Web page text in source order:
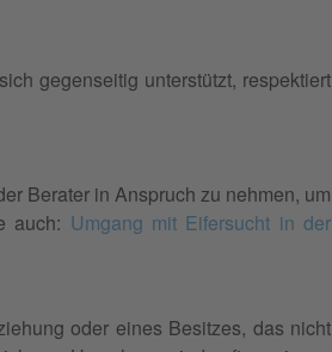
gegenseitig unterstützt, respektiert
Berater in Anspruch zu nehmen, um
auch: Umgang mit Eifersucht in der
oder eines Besitzes, das nicht